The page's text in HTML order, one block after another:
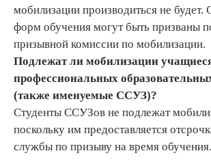
мобилизации производиться не будет.
форм обучения могут быть призваны
призывной комиссии по мобилизации.
Подлежат ли мобилизации
профессиональных
(также именуемые ССУЗ)?
Студенты ССУЗов не подлежат
поскольку им предоставляется
службы по призыву на время обучения.